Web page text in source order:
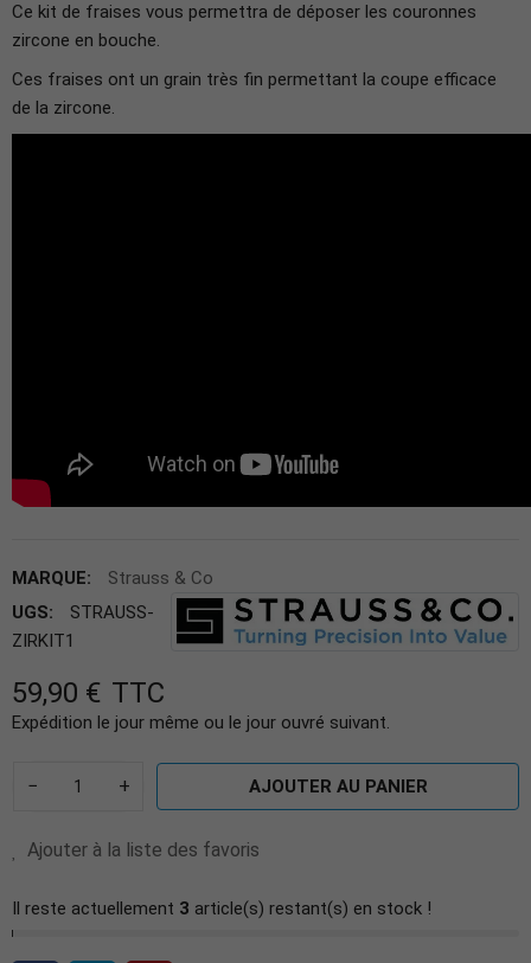
Ce kit de fraises vous permettra de déposer les couronnes
zircone en bouche.
Ces fraises ont un grain très fin permettant la coupe efficace
de la zircone.
MARQUE:
Strauss & Co
UGS:
STRAUSS-
ZIRKIT1
59,90 € TTC
Expédition le jour même ou le jour ouvré suivant.
− + AJOUTER AU PANIER
Ajouter à la liste des favoris
Il reste actuellement 3 article(s) restant(s) en stock !